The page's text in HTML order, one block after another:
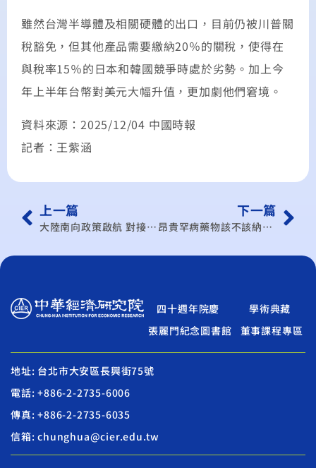
雖然台灣半導體及相關硬體的出口，目前仍被川普關
稅豁免，但其他產品需要繳納20％的關稅，使得在
與稅率15％的日本和韓國競爭時處於劣勢。加上今
年上半年台幣對美元大幅升值，更加劇他們窘境。
資料來源：2025/12/04 中國時報
記者：王紫涵
上一篇
大陸南向政策啟航 對接東協國家 海南島自貿港 零關稅招商
下一篇
昂貴罕病藥物該不該納健保？ 中經院院長連賢明給建言
四十週年院慶
學術典藏
張麗門紀念圖書館
董事課程專區
地址: 台北市大安區長興街75號
電話: +886-2-2735-6006
傳真: +886-2-2735-6035
信箱: chunghua@cier.edu.tw